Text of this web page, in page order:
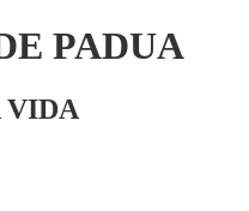
PADUA
VIDA